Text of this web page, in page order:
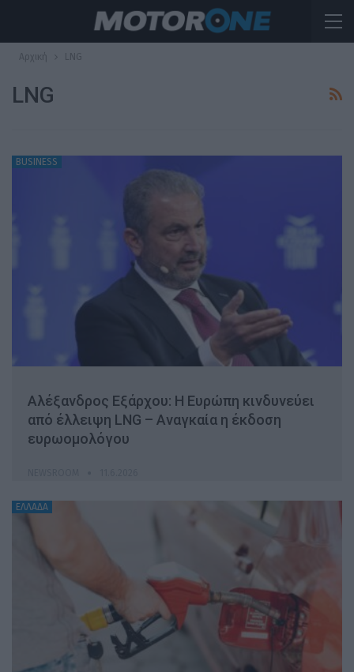
Αρχική LNG
LNG
BUSINESS
Αλέξανδρος Εξάρχου: Η Ευρώπη κινδυνεύει
από έλλειψη LNG – Αναγκαία η έκδοση
ευρωομολόγου
ΕΛΛΑΔΑ